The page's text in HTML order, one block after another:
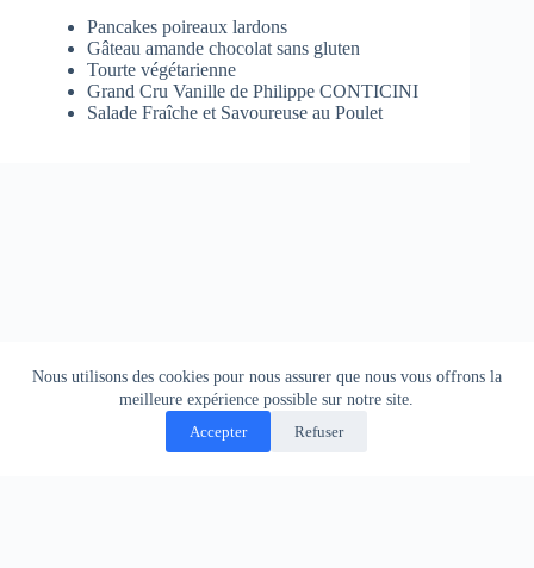
Nous utilisons des cookies pour nous assurer que nous vous offrons la
meilleure expérience possible sur notre site.
Accepter
Refuser
Pancakes poireaux lardons
Gâteau amande chocolat sans gluten
Tourte végétarienne
Grand Cru Vanille de Philippe CONTICINI
Salade Fraîche et Savoureuse au Poulet
Politique de confidentialité
Contact